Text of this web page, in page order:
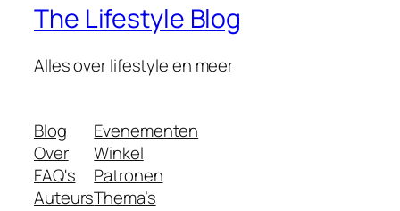
The Lifestyle Blog
Alles over lifestyle en meer
Blog
Over
FAQ's
Auteurs
Evenementen
Winkel
Patronen
Thema’s